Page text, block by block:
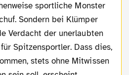
sportliche Monster
Sondern bei Klümper
Verdacht der unerlaubten
Spitzensportler. Dass dies,
stets ohne Mitwissen